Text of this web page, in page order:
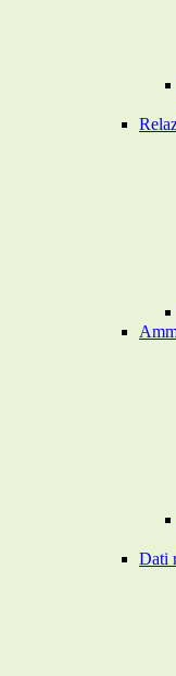
Dati